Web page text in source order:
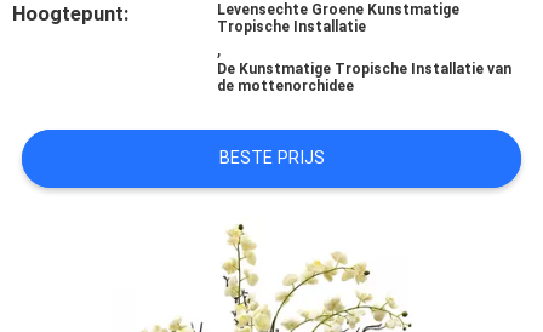
NIEUWS
OFFERTE
Hoogtepunt:
Levensechte Groene Kunstmatige
Tropische Installatie
,
De Kunstmatige Tropische Installatie van
de mottenorchidee
BESTE PRIJS